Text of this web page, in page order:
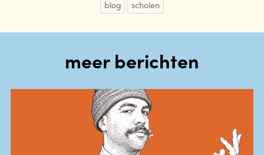
blog scholen
meer berichten